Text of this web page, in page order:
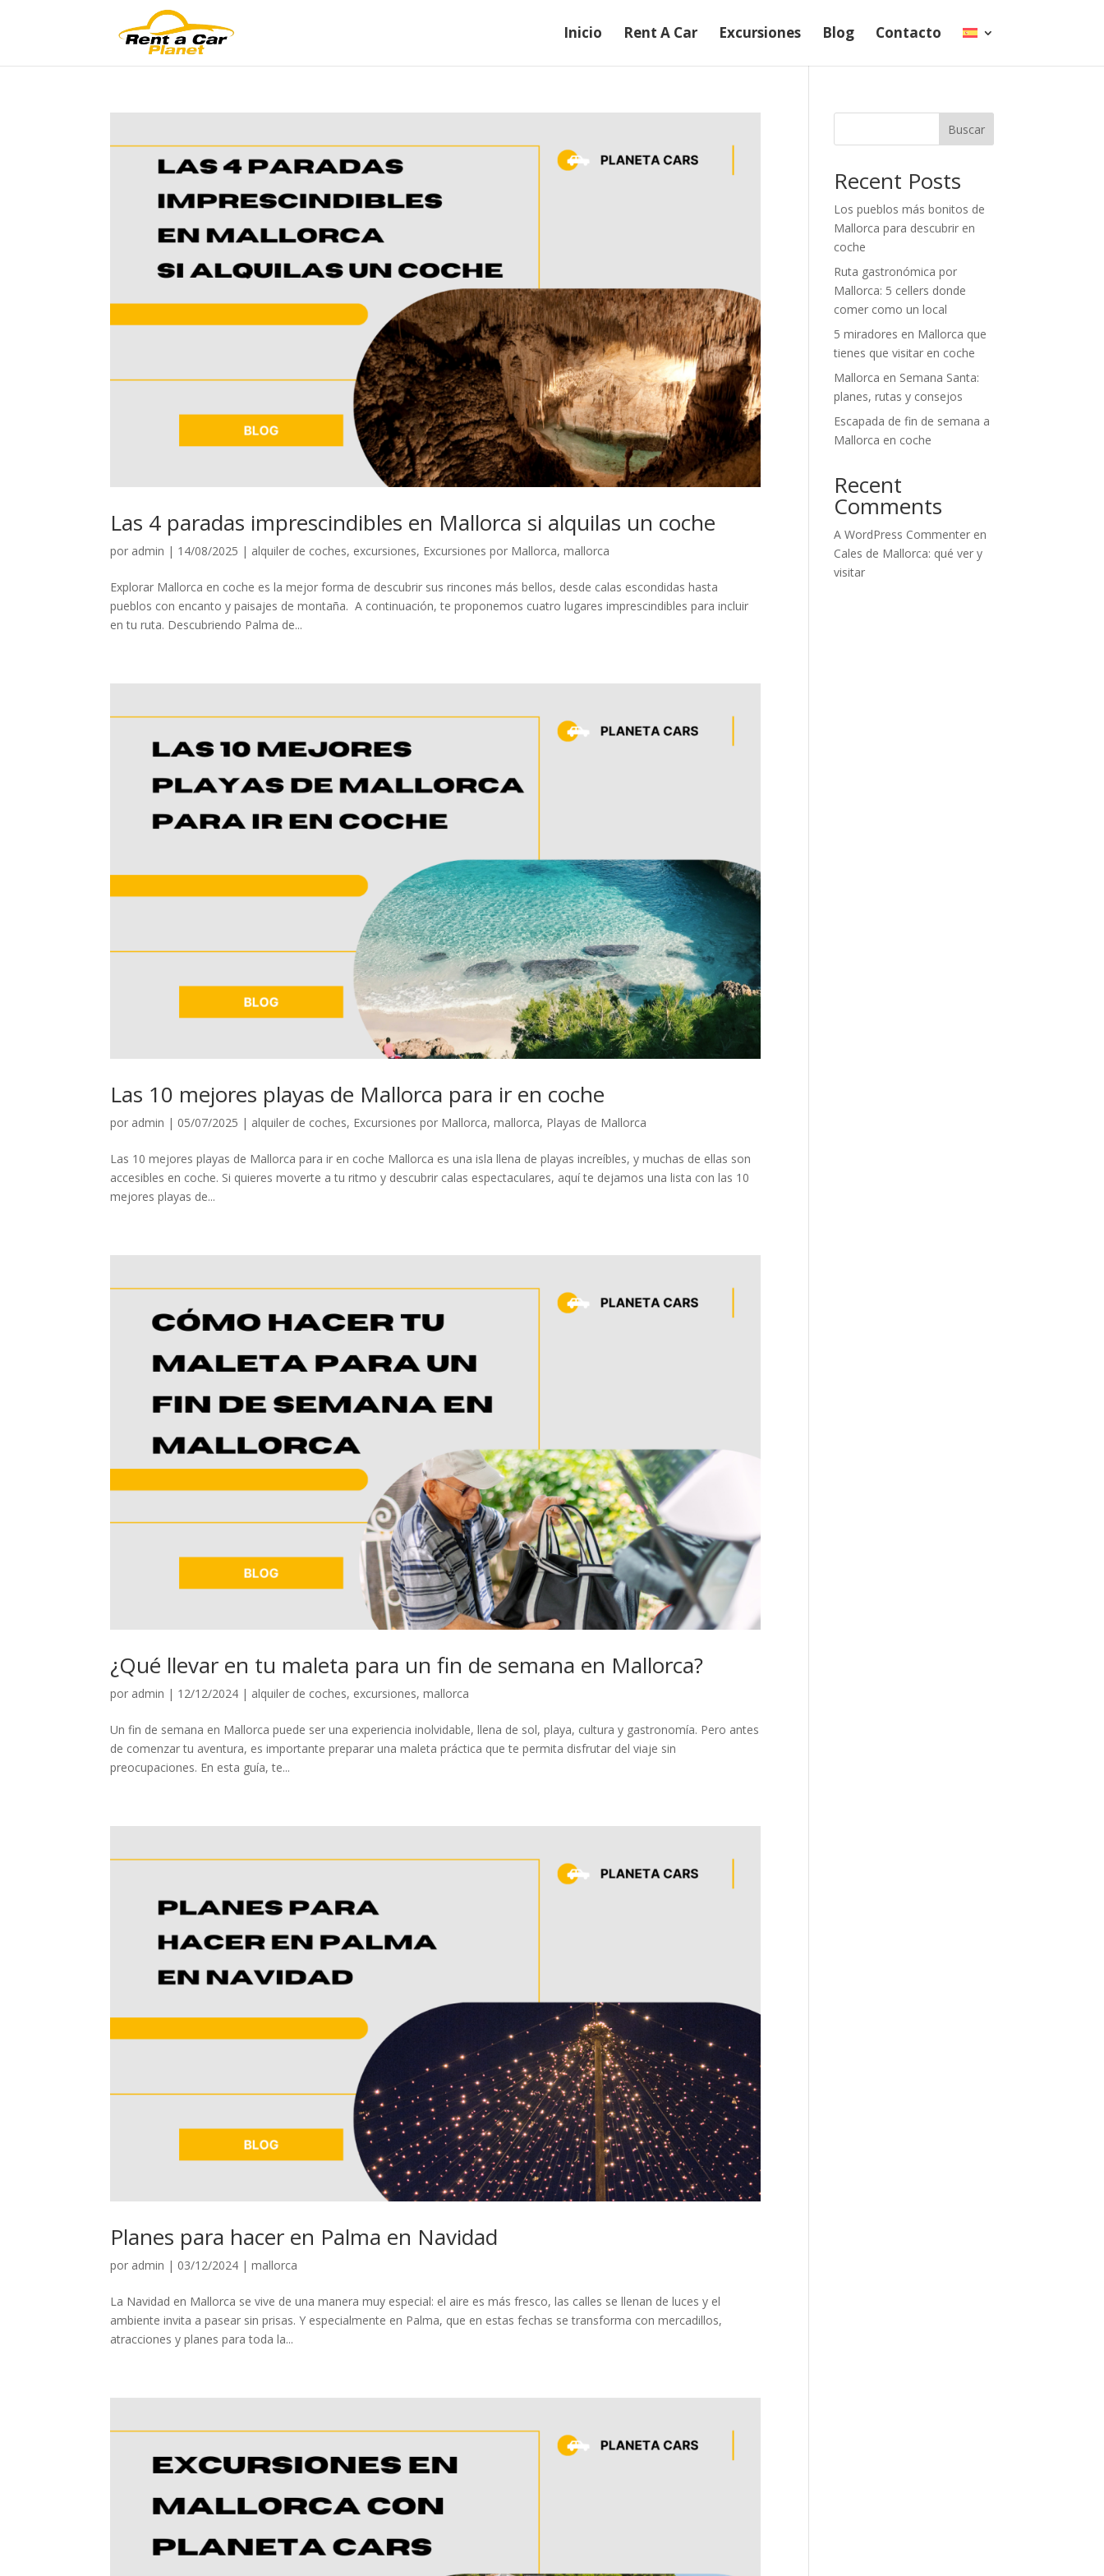
Inicio Rent A Car Excursiones Blog Contacto
Las 4 paradas imprescindibles en Mallorca si alquilas un coche
por admin | 14/08/2025 | alquiler de coches, excursiones, Excursiones por Mallorca,mallorca
Explorar Mallorca en coche es la mejor forma de descubrir sus rincones más bellos, desde calas escondidas hasta
pueblos con encanto y paisajes de montaña. A continuación, te proponemos cuatro lugares imprescindibles para incluir
en tu ruta. Descubriendo Palma de...
Las 10 mejores playas de Mallorca para ir en coche
por admin | 05/07/2025 | alquiler de coches, Excursiones por Mallorca,mallorca, Playas de Mallorca
Las 10 mejores playas de Mallorca para ir en coche Mallorca es una isla llena de playas increíbles, y muchas de ellas son
accesibles en coche. Si quieres moverte a tu ritmo y descubrir calas espectaculares, aquí te dejamos una lista con las 10
mejores playas de...
¿Qué llevar en tu maleta para un fin de semana en Mallorca?
por admin | 12/12/2024 | alquiler de coches, excursiones,mallorca
Un fin de semana en Mallorca puede ser una experiencia inolvidable, llena de sol, playa, cultura y gastronomía. Pero antes
de comenzar tu aventura, es importante preparar una maleta práctica que te permita disfrutar del viaje sin
preocupaciones. En esta guía, te...
Planes para hacer en Palma en Navidad
por admin | 03/12/2024 |mallorca
La Navidad en Mallorca se vive de una manera muy especial: el aire es más fresco, las calles se llenan de luces y el
ambiente invita a pasear sin prisas. Y especialmente en Palma, que en estas fechas se transforma con mercadillos,
atracciones y planes para toda la...
Buscar
Recent Posts
Los pueblos más bonitos de
Mallorca para descubrir en
coche
Ruta gastronómica por
Mallorca: 5 cellers donde
comer como un local
5 miradores en Mallorca que
tienes que visitar en coche
Mallorca en Semana Santa:
planes, rutas y consejos
Escapada de fin de semana a
Mallorca en coche
Recent
Comments
A WordPress Commenter en
Cales de Mallorca: qué ver y
visitar